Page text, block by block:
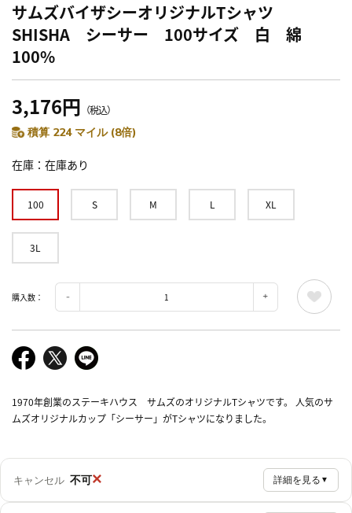
サムズバイザシーオリジナルTシャツ
SHISHA シーサー 100サイズ 白 綿
100%
3,176円 （税込）
積算 224 マイル (8倍)
在庫 在庫あり
100 S M L XL
3L
購入数：
1970年創業のステーキハウス サムズのオリジナルTシャツです。 人気のサ
ムズオリジナルカップ「シーサー」がTシャツになりました。
キャンセル 不可× 詳細を見る ▼